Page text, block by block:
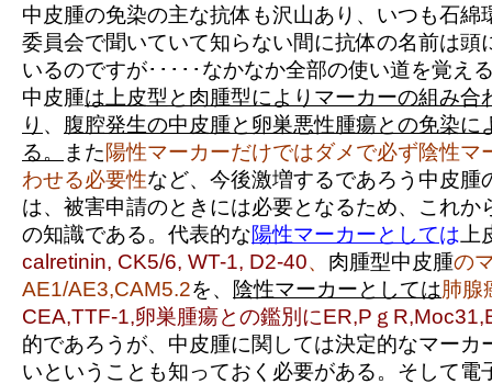
中皮腫の免染の主な抗体も沢山あり、いつも石綿
委員会で聞いていて知らない間に抗体の名前は頭
いるのですが･････なかなか全部の使い道を覚え
中皮腫は上皮型と肉腫型によりマーカーの組み合
り 、 腹腔発生の中皮腫と卵巣悪性腫瘍との免染に
る。
また陽性マーカーだけではダメで必ず陰性マ
わせる必要性など、今後激増するであろう中皮腫
は、被害申請のときには必要となるため、これか
の知識である。代表的な陽性マーカーとしては
calretinin, CK5/6, WT-1, D2-40、 肉腫型中皮腫の
AE1/AE3,CAM5.2を、 陰性マーカーとしては肺腺
CEA,TTF-1,卵巣腫瘍との鑑別にER,Pｇ
的であろうが、中皮腫に関しては決定的なマーカ
いということも知っておく必要がある。そして電